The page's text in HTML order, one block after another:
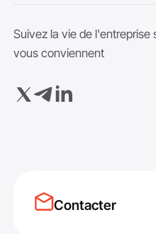
Suivez la vie de l'entreprise
vous conviennent
Contacter